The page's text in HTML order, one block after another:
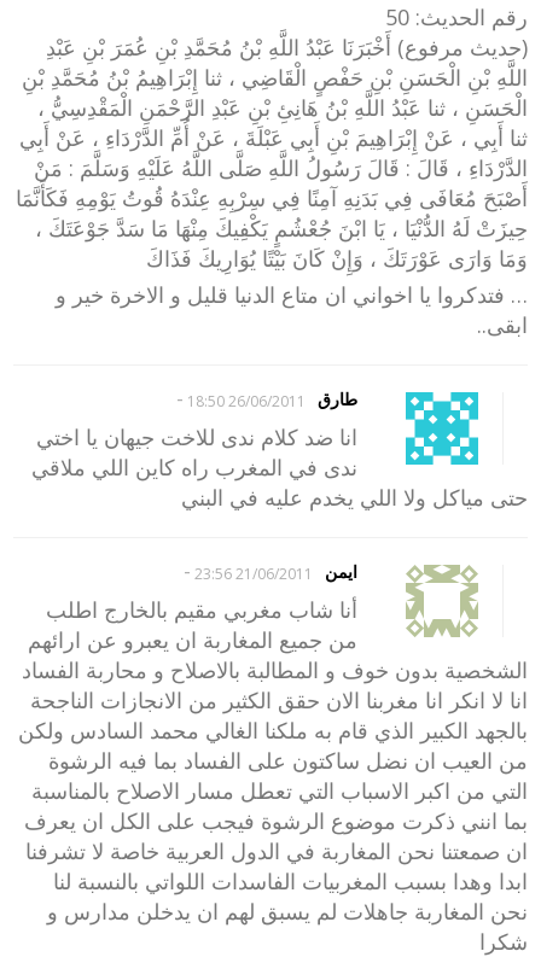
رقم الحديث: 50
(حديث مرفوع) أَخْبَرَنَا عَبْدُ اللَّهِ بْنُ مُحَمَّدِ بْنِ عُمَرَ بْنِ عَبْدِ
اللَّهِ بْنِ الْحَسَنِ بْنِ حَفْصٍ الْقَاضِي ، ثنا إِبْرَاهِيمُ بْنُ مُحَمَّدِ بْنِ
الْحَسَنِ ، ثنا عَبْدُ اللَّهِ بْنُ هَانِئِ بْنِ عَبْدِ الرَّحْمَنِ الْمَقْدِسِيُّ ،
ثنا أَبِي ، عَنْ إِبْرَاهِيمَ بْنِ أَبِي عَبْلَةَ ، عَنْ أُمِّ الدَّرْدَاءِ ، عَنْ أَبِي
الدَّرْدَاءِ ، قَالَ : قَالَ رَسُولُ اللَّهِ صَلَّى اللَّهُ عَلَيْهِ وَسَلَّمَ : مَنْ
أَصْبَحَ مُعَافَى فِي بَدَنِهِ آمِنًا فِي سِرْبِهِ عِنْدَهُ قُوتُ يَوْمِهِ فَكَأَنَّمَا
حِيزَتْ لَهُ الدُّنْيَا ، يَا ابْنَ جُعْشُمٍ يَكْفِيكَ مِنْهَا مَا سَدَّ جَوْعَتَكَ ،
وَمَا وَارَى عَوْرَتَكَ ، وَإِنْ كَانَ بَيْتًا يُوَارِيكَ فَذَاكَ
… فتدكروا يا اخواني ان متاع الدنيا قليل و الاخرة خير و
ابقى..
طارق 26/06/2011 18:50
-
انا ضد كلام ندى للاخت جيهان يا اختي
ندى في المغرب راه كاين اللي ملاقي
حتى مياكل ولا اللي يخدم عليه في البني
ايمن 21/06/2011 23:56
-
أنا شاب مغربي مقيم بالخارج اطلب
من جميع المغاربة ان يعبرو عن ارائهم
الشخصية بدون خوف و المطالبة بالاصلاح و محاربة الفساد
انا لا انكر انا مغربنا الان حقق الكثير من الانجازات الناجحة
بالجهد الكبير الذي قام به ملكنا الغالي محمد السادس ولكن
من العيب ان نضل ساكتون على الفساد بما فيه الرشوة
التي من اكبر الاسباب التي تعطل مسار الاصلاح بالمناسبة
بما انني ذكرت موضوع الرشوة فيجب على الكل ان يعرف
ان صمعتنا نحن المغاربة في الدول العربية خاصة لا تشرفنا
ابدا وهدا بسبب المغربيات الفاسدات اللواتي بالنسبة لنا
نحن المغاربة جاهلات لم يسبق لهم ان يدخلن مدارس و
شكرا